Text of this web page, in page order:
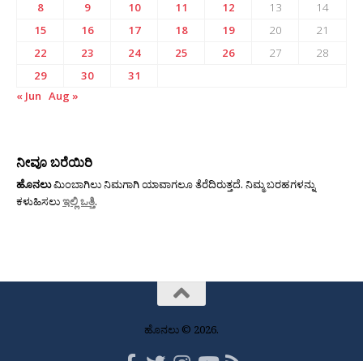
8
9 10 11 12 13
14
15
16 17 18 19 20
21
22
23 24 25 26 27
28
29
30
31
« Jun Aug »
ನೀವೂ ಬರೆಯಿರಿ
ಹೊನಲುಮಿಂಬಾಗಿಲು ನಿಮಗಾಗಿ ಯಾವಾಗಲೂ ತೆರೆದಿರುತ್ತದೆ. ನಿಮ್ಮ ಬರಹಗಳನ್ನು
ಕಳುಹಿಸಲುಇಲ್ಲಿ ಒತ್ತಿ.
ಹೊನಲು © 2026.